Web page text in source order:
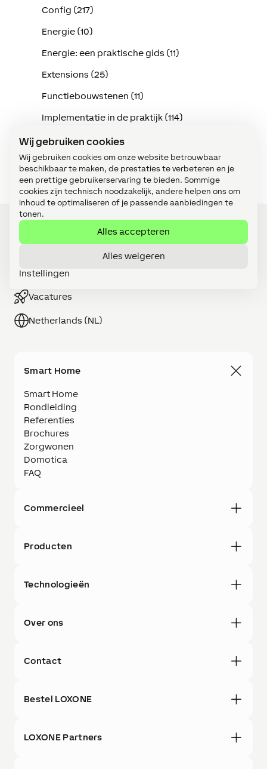
Wij gebruiken cookies
Wij gebruiken cookies om onze website betrouwbaar
beschikbaar te maken, de prestaties te verbeteren en je
een prettige gebruikerservaring te bieden. Sommige
cookies zijn technisch noodzakelijk, andere helpen ons om
inhoud te optimaliseren of je passende aanbiedingen te
tonen.
Alles accepteren
Alles weigeren
Instellingen
Config (217)
Energie (10)
Energie: een praktische gids (11)
Extensions (25)
Functiebouwstenen (11)
Implementatie in de praktijk (114)
Intercom (3)
Klimaat (15)
Webshop
Vacatures
Netherlands (NL)
Smart Home
Smart Home
Rondleiding
Referenties
Brochures
Zorgwonen
Domotica
FAQ
Commercieel
Producten
Technologieën
Over ons
Contact
Bestel LOXONE
LOXONE Partners